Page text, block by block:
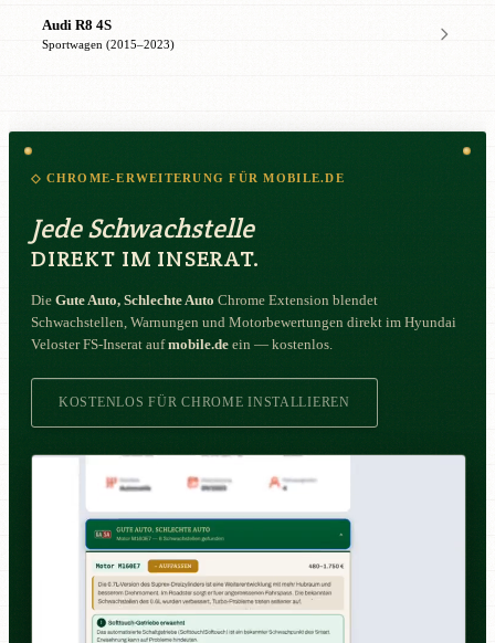
Audi R8 4S
Sportwagen (2015–2023)
◇ CHROME-ERWEITERUNG FÜR MOBILE.DE
Jede Schwachstelle
DIREKT IM INSERAT.
Die Gute Auto, Schlechte Auto Chrome Extension blendet
Schwachstellen, Warnungen und Motorbewertungen direkt im Hyundai
Veloster FS-Inserat aufmobile.de ein — kostenlos.
KOSTENLOS FÜR CHROME INSTALLIEREN